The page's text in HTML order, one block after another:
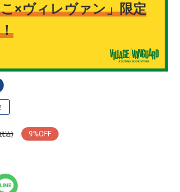
×ヴィレヴァン」限定
込) 9%OFF